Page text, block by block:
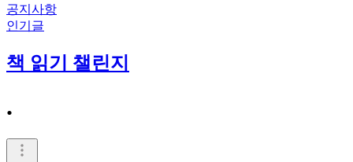
공지사항
인기글
책 읽기 챌린지
.